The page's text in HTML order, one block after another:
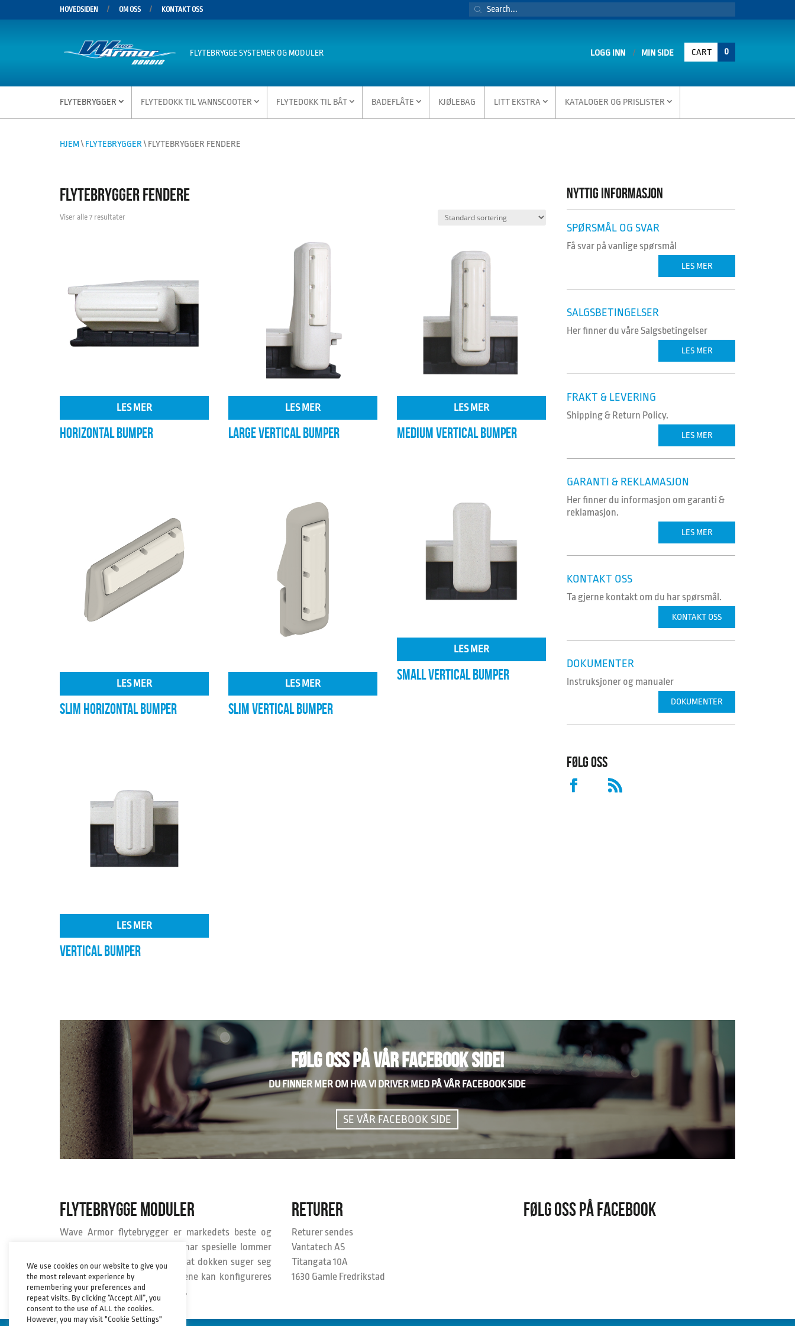
HOVEDSIDEN OM OSS KONTAKT OSS
PRODUCTS
SEARCH
FLYTEBRYGGE SYSTEMER OG MODULER LOGG INN MIN SIDE CART 0
FLYTEBRYGGER FLYTEDOKK TIL VANNSCOOTER FLYTEDOKK TIL BÅT BADEFLÅTE KJØLEBAG LITT EKSTRA KATALOGER OG PRISLISTER
HJEM \FLYTEBRYGGER\ FLYTEBRYGGER FENDERE
FLYTEBRYGGER FENDERE
Viser alle 7 resultater
LES MER
HORIZONTAL BUMPER
LES MER
LARGE VERTICAL BUMPER
LES MER
MEDIUM VERTICAL BUMPER
LES MER
SLIM HORIZONTAL BUMPER
LES MER
SLIM VERTICAL BUMPER
LES MER
SMALL VERTICAL BUMPER
LES MER
VERTICAL BUMPER
NYTTIG INFORMASJON
SPØRSMÅL OG SVAR
Få svar på vanlige spørsmål
LES MER
SALGSBETINGELSER
Her finner du våre Salgsbetingelser
LES MER
FRAKT & LEVERING
Shipping & Return Policy.
LES MER
GARANTI & REKLAMASJON
Her finner du informasjon om garanti &
reklamasjon.
LES MER
KONTAKT OSS
Ta gjerne kontakt om du har spørsmål.
KONTAKT OSS
DOKUMENTER
Instruksjoner og manualer
DOKUMENTER
FØLG OSS
FØLG OSS PÅ VÅR FACEBOOK SIDE!
DU FINNER MER OM HVA VI DRIVER MED PÅ VÅR FACEBOOK SIDE
SE VÅR FACEBOOK SIDE
FLYTEBRYGGE MODULER
Wave Armor flytebrygger er markedets beste og
mest stabile flytedokker. Den har spesielle lommer
under som danner vacum slik at dokken suger seg
fast til vannflaten. Flytebryggene kan konfigureres
helt etter dine ønsker og behov.
RETURER
Returer sendes
Vantatech AS
Titangata 10A
1630 Gamle Fredrikstad
FØLG OSS PÅ FACEBOOK
We use cookies on our website to give you
the most relevant experience by
remembering your preferences and
repeat visits. By clicking “Accept All”, you
consent to the use of ALL the cookies.
However, you may visit "Cookie Settings"